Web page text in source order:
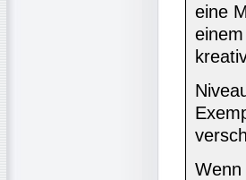
eine
Wenn